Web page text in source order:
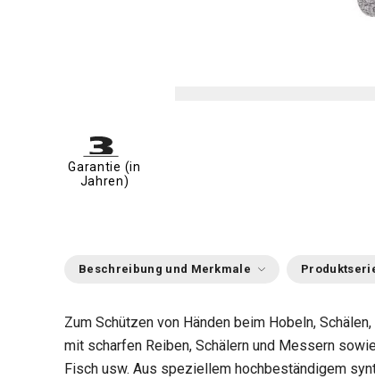
Garantie (in
Jahren)
Beschreibung und Merkmale
Zum Schützen von Händen beim Hobeln,
mit scharfen Reiben, Schälern und Messern
Fisch usw. Aus speziellem hochbeständigem